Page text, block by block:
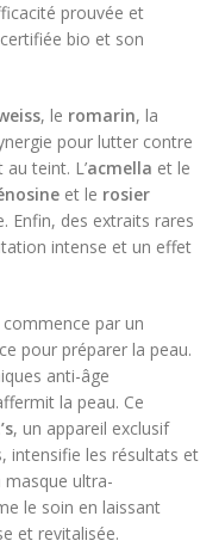
prouvée et
bio et son
, le romarin, la
pour lutter contre
teint. L’acmella et le
et le rosier
Enfin, des extraits rares
intense et un effet
commence par un
pour préparer la peau.
anti-âge
la peau. Ce
, un appareil exclusif
intensifie les résultats et
masque ultra-
le soin en laissant
et revitalisée.